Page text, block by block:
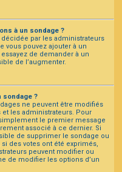
à un sondage ?
décidée par les administrateurs
vous pouvez ajouter à un
de demander à un
de l’augmenter.
sondage ?
ne peuvent être modifiés
les administrateurs. Pour
le premier message
associé à ce dernier. Si
de supprimer le sondage ou
des votes ont été exprimés,
peuvent modifier ou
de modifier les options d’un